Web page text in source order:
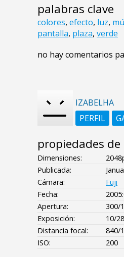
palabras clave
colores, efecto, luz,
pantalla, plaza, verde
no hay comentarios
IZABELHA
PERFIL
propiedades
Dimensiones:
Publicada:
Cámara:
Fuji
Fecha:
Apertura:
300/
Exposición:
10/
Distancia focal:
840/
ISO:
200